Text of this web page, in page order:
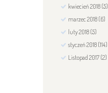
kwiecień2018 (5)
marzec2018 (6)
luty2018 (5)
styczeń2018 (114)
Listopad2017 (2)